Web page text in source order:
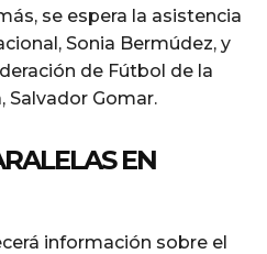
se espera la asistencia
Sonia Bermúdez, y
de Fútbol de la
Salvador Gomar.
EN
información sobre el